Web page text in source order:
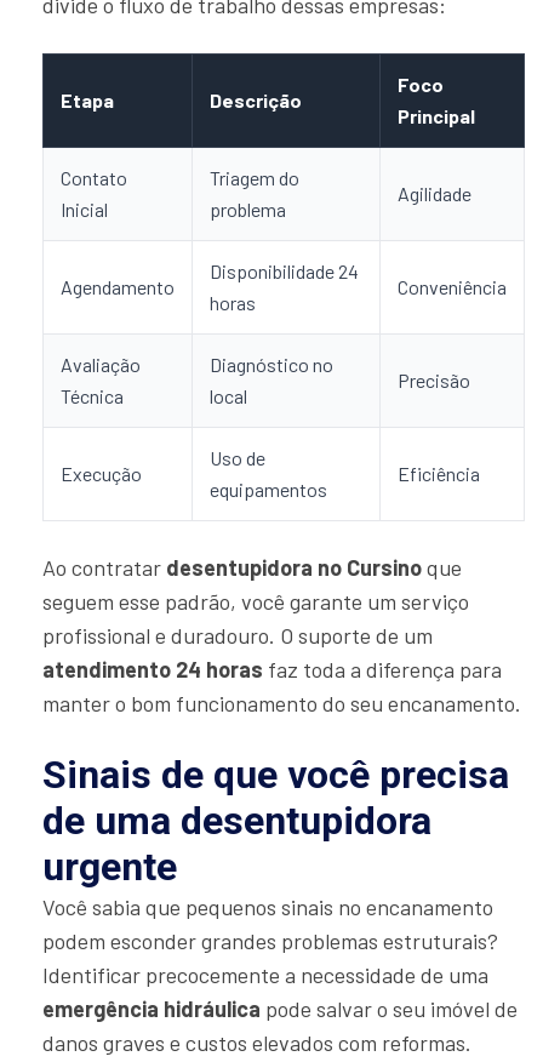
Etapa Descrição
Foco
Principal
Contato
Inicial
Triagem do
problema
Agilidade
Agendamento
Disponibilidade 24
horas
Conveniência
Avaliação
Técnica
Diagnóstico no
local
Precisão
Execução
Uso de
equipamentos
Eficiência
Ao contratar desentupidora no Cursinoque
seguem esse padrão, você garante um serviço
profissional e duradouro. O suporte de um
atendimento 24 horas faz toda a diferença para
manter o bom funcionamento do seu encanamento.
Sinais de que você precisa
de uma desentupidora
urgente
Você sabia que pequenos sinais no encanamento
podem esconder grandes problemas estruturais?
Identificar precocemente a necessidade de uma
emergência hidráulica pode salvar o seu imóvel de
danos graves e custos elevados com reformas.